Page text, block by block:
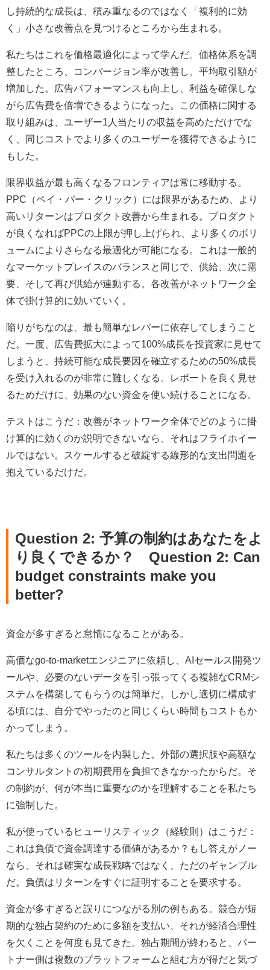
し持続的な成長は、積み重なるのではなく「複利的に効
く」小さな改善点を見つけるところから生まれる。
私たちはこれを価格最適化によって学んだ。価格体系を調
整したところ、コンバージョン率が改善し、平均取引額が
増加した。広告パフォーマンスも向上し、利益を確保しな
がら広告費を倍増できるようになった。この価格に関する
取り組みは、ユーザー1人当たりの収益を高めただけでな
く、同じコストでより多くのユーザーを獲得できるように
もした。
限界収益が最も高くなるフロンティアは常に移動する。
PPC（ペイ・パー・クリック）には限界があるため、より
高いリターンはプロダクト改善から生まれる。プロダクト
が良くなればPPCの上限が押し上げられ、より多くのボリ
ュームによりさらなる最適化が可能になる。これは一般的
なマーケットプレイスのバランスと同じで、供給、次に需
要、そして再び供給が連動する。各改善がネットワーク全
体で掛け算的に効いていく。
陥りがちなのは、最も簡単なレバーに依存してしまうこと
だ。一度、広告費拡大によって100%成長を投資家に見せて
しまうと、持続可能な成長要因を確立するための50%成長
を受け入れるのが非常に難しくなる。レポートを良く見せ
るためだけに、効果のない資金を使い続けることになる。
テストはこうだ：改善がネットワーク全体でどのように掛
け算的に効くのか説明できないなら、それはフライホイー
ルではない。スケールすると破綻する線形的な支出問題を
抱えているだけだ。
Question 2: 予算の制約はあなたをよ
り良くできるか？ Question 2: Can
budget constraints make you
better?
資金が多すぎると怠惰になることがある。
高価なgo-to-marketエンジニアに依頼し、AIセールス開発ツ
ールや、必要のないデータを引っ張ってくる複雑なCRMシ
ステムを構築してもらうのは簡単だ。しかし適切に構成す
る頃には、自分でやったのと同じくらい時間もコストもか
かってしまう。
私たちは多くのツールを内製した。外部の選択肢や高額な
コンサルタントの初期費用を負担できなかったからだ。そ
の制約が、何が本当に重要なのかを理解することを私たち
に強制した。
私が使っているヒューリスティック（経験則）はこうだ：
これは負債で資金調達する価値があるか？もし答えがノー
なら、それは確実な成長戦略ではなく、ただのギャンブル
だ。負債はリターンをすぐに証明することを要求する。
資金が多すぎると誤りにつながる別の例もある。競合が短
期的な独占契約のために多額を支払い、それが経済合理性
を欠くことを何度も見てきた。独占期間が終わると、パー
トナー側は複数のプラットフォームと組む方が得だと気づ